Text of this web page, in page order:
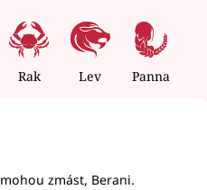
Rak Lev Panna
zmást, Berani.